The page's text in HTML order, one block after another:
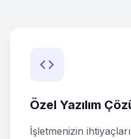
Özel Yazılım
İşletmenizin